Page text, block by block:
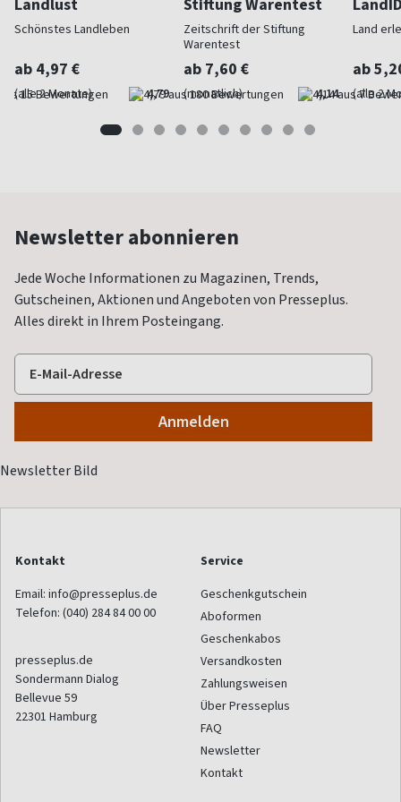
Landlust
Schönstes Landleben
ab 4,97 €
(alle 2 Monate) 4,79
Stiftung Warentest
Zeitschrift der Stiftung
Warentest
ab 7,60 €
(monatlich) 4,14
Land
ab
(alle 2
Newsletter abonnieren
Jede Woche Informationen zu Magazinen, Trends,
Gutscheinen, Aktionen und Angeboten von Presseplus.
Alles direkt in Ihrem Posteingang.
Kontakt
Email: info@presseplus.de
Telefon: (040) 284 84 00 00
presseplus.de
Sondermann Dialog
Bellevue 59
22301 Hamburg
Service
Geschenkgutschein
Aboformen
Geschenkabos
Versandkosten
Zahlungsweisen
Über Presseplus
FAQ
Newsletter
Kontakt